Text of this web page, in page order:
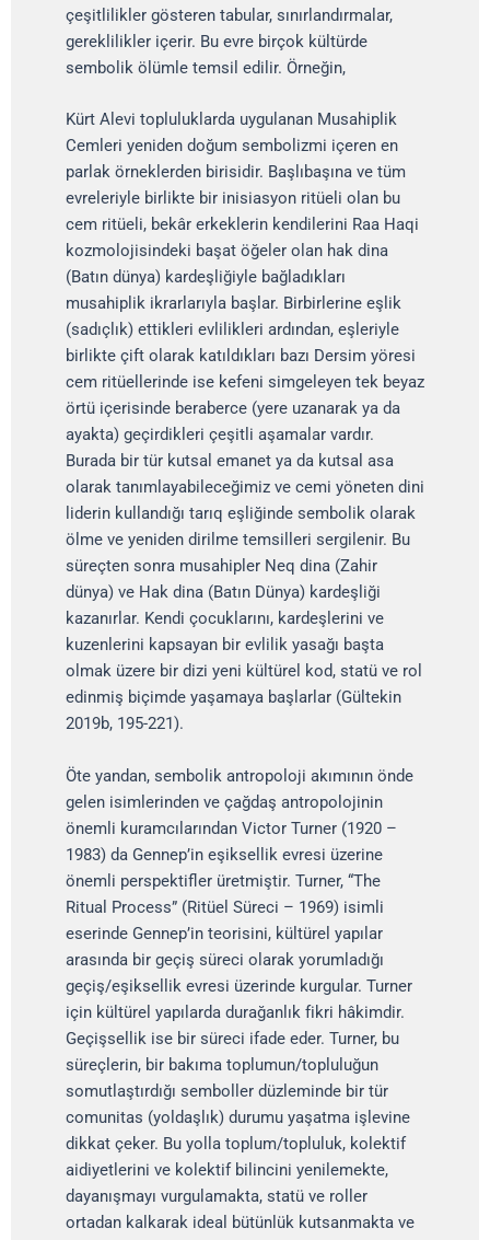
çeşitlilikler gösteren tabular, sınırlandırmalar,
gereklilikler içerir. Bu evre birçok kültürde
sembolik ölümle temsil edilir. Örneğin,
Kürt Alevi topluluklarda uygulanan Musahiplik
Cemleri yeniden doğum sembolizmi içeren en
parlak örneklerden birisidir. Başlıbaşına ve tüm
evreleriyle birlikte bir inisiasyon ritüeli olan bu
cem ritüeli, bekâr erkeklerin kendilerini Raa Haqi
kozmolojisindeki başat öğeler olan hak dina
(Batın dünya) kardeşliğiyle bağladıkları
musahiplik ikrarlarıyla başlar. Birbirlerine eşlik
(sadıçlık) ettikleri evlilikleri ardından, eşleriyle
birlikte çift olarak katıldıkları bazı Dersim yöresi
cem ritüellerinde ise kefeni simgeleyen tek beyaz
örtü içerisinde beraberce (yere uzanarak ya da
ayakta) geçirdikleri çeşitli aşamalar vardır.
Burada bir tür kutsal emanet ya da kutsal asa
olarak tanımlayabileceğimiz ve cemi yöneten dini
liderin kullandığı tarıq eşliğinde sembolik olarak
ölme ve yeniden dirilme temsilleri sergilenir. Bu
süreçten sonra musahipler Neq dina (Zahir
dünya) ve Hak dina (Batın Dünya) kardeşliği
kazanırlar. Kendi çocuklarını, kardeşlerini ve
kuzenlerini kapsayan bir evlilik yasağı başta
olmak üzere bir dizi yeni kültürel kod, statü ve rol
edinmiş biçimde yaşamaya başlarlar (Gültekin
2019b, 195-221).
Öte yandan, sembolik antropoloji akımının önde
gelen isimlerinden ve çağdaş antropolojinin
önemli kuramcılarından Victor Turner (1920 –
1983) da Gennep’in eşiksellik evresi üzerine
önemli perspektifler üretmiştir. Turner, “The
Ritual Process” (Ritüel Süreci – 1969) isimli
eserinde Gennep’in teorisini, kültürel yapılar
arasında bir geçiş süreci olarak yorumladığı
geçiş/eşiksellik evresi üzerinde kurgular. Turner
için kültürel yapılarda durağanlık fikri hâkimdir.
Geçişsellik ise bir süreci ifade eder. Turner, bu
süreçlerin, bir bakıma toplumun/topluluğun
somutlaştırdığı semboller düzleminde bir tür
comunitas (yoldaşlık) durumu yaşatma işlevine
dikkat çeker. Bu yolla toplum/topluluk, kolektif
aidiyetlerini ve kolektif bilincini yenilemekte,
dayanışmayı vurgulamakta, statü ve roller
ortadan kalkarak ideal bütünlük kutsanmakta ve